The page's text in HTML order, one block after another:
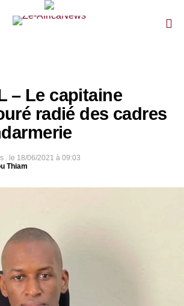
– Le capitaine
radié des cadres
. le 18/06/2021 à 09:03
Thiam